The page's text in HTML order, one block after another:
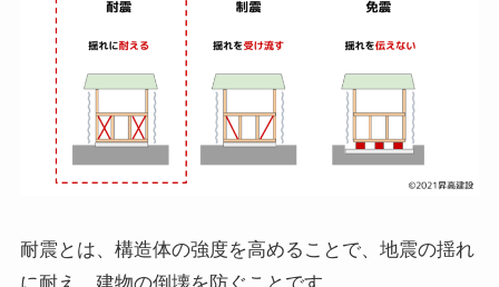
耐震とは、構造体の強度を高めることで、地震の揺れ